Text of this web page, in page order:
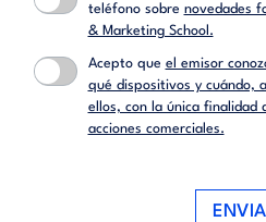
teléfono sobre novedades
& Marketing School.
Acepto que el emisor
qué dispositivos y cuándo,
ellos, con la única finalidad
acciones comerciales.